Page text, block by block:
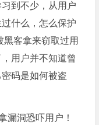
到不少，从用户
什么，怎么保护
黑客拿来窃取过用
用户并不知道曾
码是如何被盗
漏洞恐吓用户！